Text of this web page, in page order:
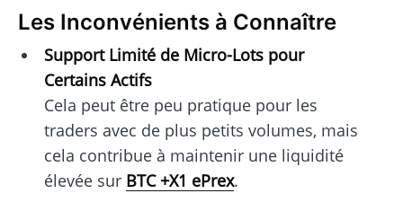
Les Inconvénients à Connaître
Support Limité de Micro-Lots pour
Certains Actifs
Cela peut être peu pratique pour les
traders avec de plus petits volumes, mais
cela contribue à maintenir une liquidité
élevée sur BTC +X1 ePrex.